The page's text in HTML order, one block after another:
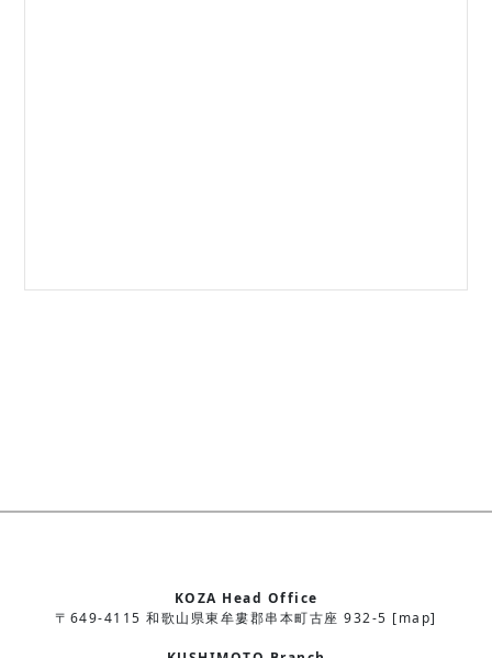
KOZA Head Office
〒649-4115 和歌山県東牟婁郡串本町古座 932-5 [map]